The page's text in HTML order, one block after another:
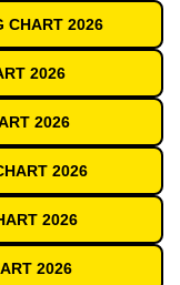
CHART 2026
2026
2026
2026
2026
2026